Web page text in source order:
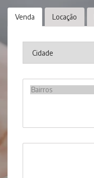
Venda Locação